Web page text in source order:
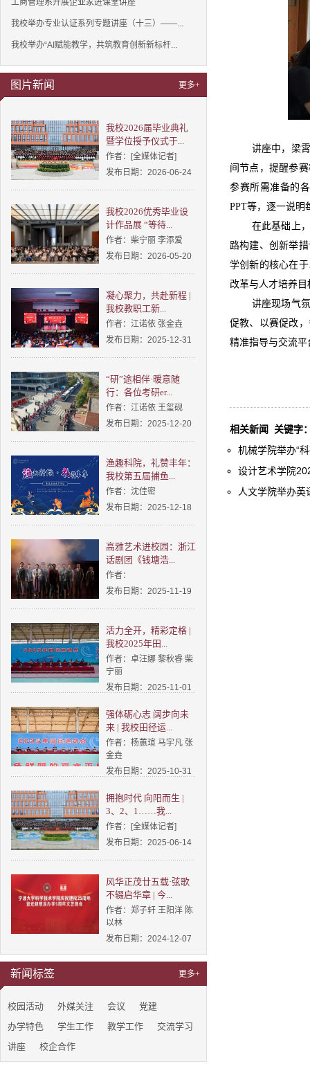
工商管理系开展企业家进课堂讲座
我校举办专业认证系列专题讲座（十三）——...
我校举办“AI赋能教学，共筑教育创新新标杆...
图片新闻 更多+
我校2026届毕业典礼
暨学位授予仪式于...
作者：[全媒体记者]
发布日期：2026-06-24
我校2026优秀毕业设
计作品展 “等待...
作者：柴宁丽 李添爱
发布日期：2026-05-20
凝心聚力，共赴新程 |
我校教职工新...
作者：江诺依 张金垚
发布日期：2025-12-31
“研”途相伴·暖意随
行：各位考研er...
作者：江诺依 王玺砚
发布日期：2025-12-20
渔趣科院，礼赞丰年：
我校第五届捕鱼...
作者：沈佳密
发布日期：2025-12-18
高雅艺术进校园：浙江
话剧团《钱塘浩...
作者：
发布日期：2025-11-19
活力全开，精彩定格 |
我校2025年田...
作者：卓汪娜 黎秋睿 柴
宁丽
发布日期：2025-11-01
强体砺心志 阔步向未
来 | 我校田径运...
作者：杨蕙瑄 马宇凡 张
金垚
发布日期：2025-10-31
拥抱时代 向阳而生 |
3、2、1……我...
作者：[全媒体记者]
发布日期：2025-06-14
风华正茂廿五载·弦歌
不辍启华章 | 今...
作者：郑子轩 王阳洋 陈
以林
发布日期：2024-12-07
新闻标签 更多+
校园活动 外媒关注 会议
党建
办学特色
学生工作 教学工作
交流学习
讲座
校企合作
讲座中，梁
间节点，提醒参
参赛所需准备的
PPT等，逐一说明
在此基础上
路构建、创新举
学创新的核心在
改革与人才培养
讲座现场气
促教、以赛促改
精准指导与交流平
相关新闻
关键字
机械学院举办“
设计艺术学院
人文学院举办英